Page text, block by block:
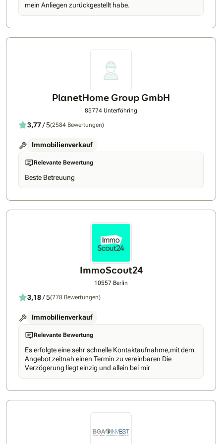
mein Anliegen zurückgestellt habe.
PlanetHome Group GmbH
85774 Unterföhring
3,77/ 5(2584 Bewertungen)
Immobilienverkauf
Relevante Bewertung
Beste Betreuung
ImmoScout24
10557 Berlin
3,18/ 5(778 Bewertungen)
Immobilienverkauf
Relevante Bewertung
Es erfolgte eine sehr schnelle Kontaktaufnahme,mit dem
Angebot zeitnah einen Termin zu vereinbaren Die
Verzögerung liegt einzig und allein bei mir